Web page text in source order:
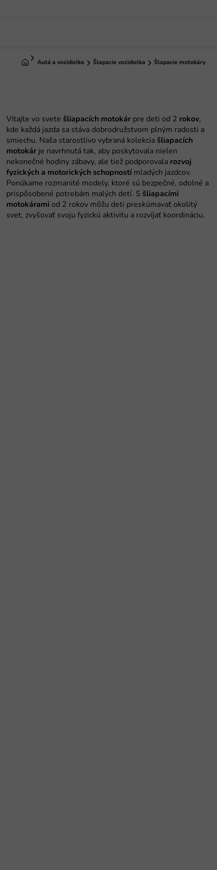
DomovAutá a vozidielka Šlapacie vozidielka Šlapacie motokáry
Vitajte vo svete šliapacích motokár pre deti od 2 rokov,
kde každá jazda sa stáva dobrodružstvom plným radosti a
smiechu. Naša starostlivo vybraná kolekcia šliapacích
motokár je navrhnutá tak, aby poskytovala nielen
nekonečné hodiny zábavy, ale tiež podporovala rozvoj
fyzických a motorických schopnostímladých jazdcov.
Ponúkame rozmanité modely, ktoré sú bezpečné, odolné a
prispôsobené potrebám malých detí. S šliapacími
motokárami od 2 rokov môžu deti preskúmavať okolitý
svet, zvyšovať svoju fyzickú aktivitu a rozvíjať koordináciu.